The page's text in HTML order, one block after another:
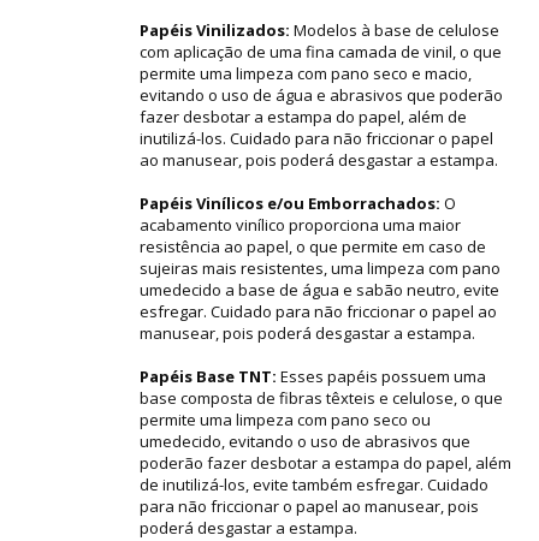
Papéis Vinilizados: Modelos à base de celulose
com aplicação de uma fina camada de vinil, o que
permite uma limpeza com pano seco e macio,
evitando o uso de água e abrasivos que poderão
fazer desbotar a estampa do papel, além de
inutilizá-los. Cuidado para não friccionar o papel
ao manusear, pois poderá desgastar a estampa.
Papéis Vinílicos e/ou Emborrachados: O
acabamento vinílico proporciona uma maior
resistência ao papel, o que permite em caso de
sujeiras mais resistentes, uma limpeza com pano
umedecido a base de água e sabão neutro, evite
esfregar. Cuidado para não friccionar o papel ao
manusear, pois poderá desgastar a estampa.
Papéis Base TNT: Esses papéis possuem uma
base composta de fibras têxteis e celulose, o que
permite uma limpeza com pano seco ou
umedecido, evitando o uso de abrasivos que
poderão fazer desbotar a estampa do papel, além
de inutilizá-los, evite também esfregar. Cuidado
para não friccionar o papel ao manusear, pois
poderá desgastar a estampa.